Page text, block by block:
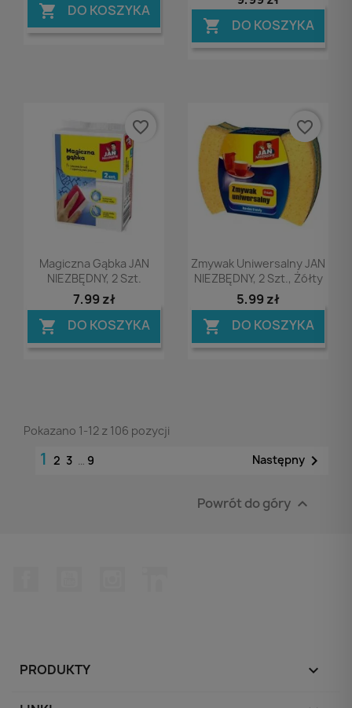
 DO KOSZYKA
 DO KOSZYKA
Podgląd
Magiczna Gąbka JAN
NIEZBĘDNY, 2 Szt.
7,99 zł
 DO KOSZYKA
favorite_border
 Podgląd
Zmywak Uniwersalny JAN
NIEZBĘDNY, 2 Szt., Żółty
5,99 zł
 DO KOSZYKA
favorite_border
Pokazano 1-12 z 106 pozycji
1 2 3 … 9 Następny 
Powrót do góry 
PRODUKTY 